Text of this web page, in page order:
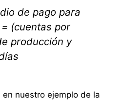
de pago para
(cuentas por
producción y
nuestro ejemplo de la